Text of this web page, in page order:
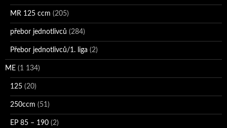
MR 125 ccm (205)
přebor jednotlivců (284)
Přebor jednotlivců/1. liga (2)
ME (1 134)
125 (20)
250ccm (51)
EP 85 – 190 (2)